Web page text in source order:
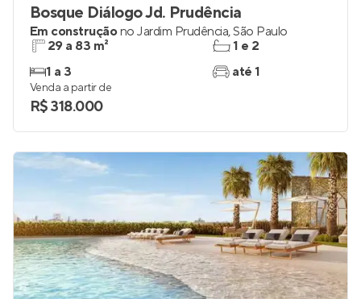
Bosque Diálogo Jd. Prudência
Em construçãono Jardim Prudência,São Paulo
29 a 83 m²
1 a 3
1 e 2
até 1
Venda a partir de
R$ 318.000